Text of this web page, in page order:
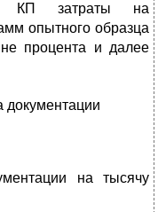
КП затраты на
опытного образца
процента и далее
документации
на тысячу